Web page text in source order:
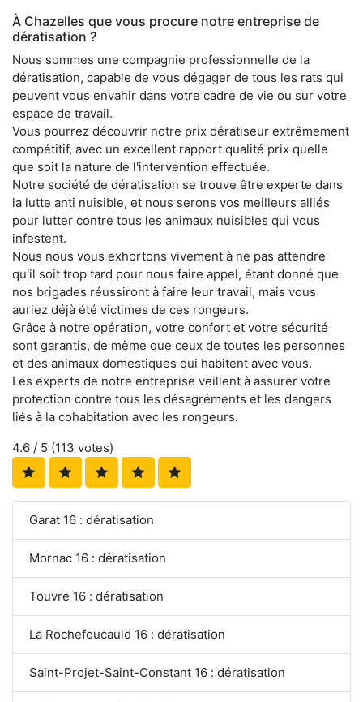
À Chazelles que vous procure notre entreprise de
dératisation ?
Nous sommes une compagnie professionnelle de la
dératisation, capable de vous dégager de tous les rats qui
peuvent vous envahir dans votre cadre de vie ou sur votre
espace de travail.
Vous pourrez découvrir notre prix dératiseur extrêmement
compétitif, avec un excellent rapport qualité prix quelle
que soit la nature de l'intervention effectuée.
Notre société de dératisation se trouve être experte dans
la lutte anti nuisible, et nous serons vos meilleurs alliés
pour lutter contre tous les animaux nuisibles qui vous
infestent.
Nous nous vous exhortons vivement à ne pas attendre
qu'il soit trop tard pour nous faire appel, étant donné que
nos brigades réussiront à faire leur travail, mais vous
auriez déjà été victimes de ces rongeurs.
Grâce à notre opération, votre confort et votre sécurité
sont garantis, de même que ceux de toutes les personnes
et des animaux domestiques qui habitent avec vous.
Les experts de notre entreprise veillent à assurer votre
protection contre tous les désagréments et les dangers
liés à la cohabitation avec les rongeurs.
4.6 / 5 (113 votes)
Garat 16 : dératisation
Mornac 16 : dératisation
Touvre 16 : dératisation
La Rochefoucauld 16 : dératisation
Saint-Projet-Saint-Constant 16 : dératisation